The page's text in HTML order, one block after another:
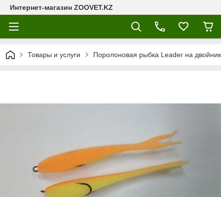
Интернет-магазин ZOOVET.KZ
Товары и услуги Поролоновая рыбка Leader на